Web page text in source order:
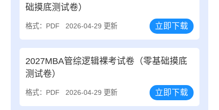
础摸底测试卷）
格式：PDF 2026-04-29 更新 立即下载
2027MBA管综逻辑裸考试卷（零基础摸底
测试卷）
格式：PDF 2026-04-29 更新 立即下载